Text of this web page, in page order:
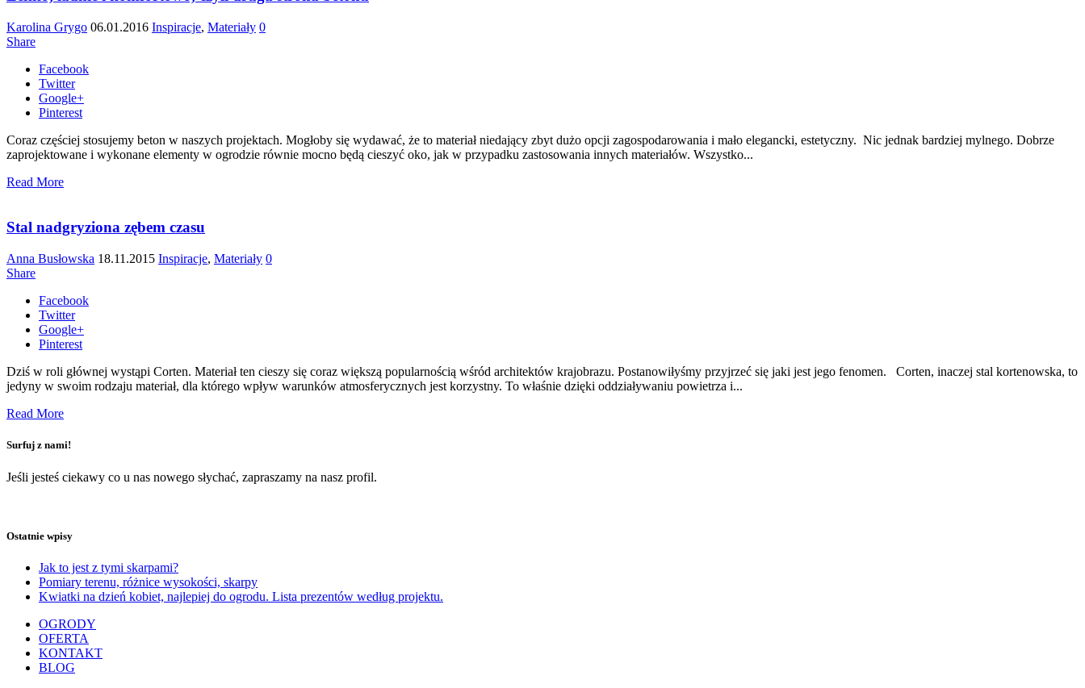
Karolina Grygo 06.01.2016 Inspiracje, Materiały 0
Share
Facebook
Twitter
Google+
Pinterest
Coraz częściej stosujemy beton w naszych projektach. Mogłoby się wydawać, że to materiał niedający zbyt dużo opcji zagospodarowania i mało elegancki, estetyczny. Nic jednak bardziej mylnego. Dobrze
zaprojektowane i wykonane elementy w ogrodzie równie mocno będą cieszyć oko, jak w przypadku zastosowania innych materiałów. Wszystko...
Read More
Stal nadgryziona zębem czasu
Anna Busłowska 18.11.2015 Inspiracje, Materiały 0
Share
Facebook
Twitter
Google+
Pinterest
Dziś w roli głównej wystąpi Corten. Materiał ten cieszy się coraz większą popularnością wśród architektów krajobrazu. Postanowiłyśmy przyjrzeć się jaki jest jego fenomen. Corten, inaczej stal kortenowska, to
jedyny w swoim rodzaju materiał, dla którego wpływ warunków atmosferycznych jest korzystny. To właśnie dzięki oddziaływaniu powietrza i...
Read More
Surfuj z nami!
Jeśli jesteś ciekawy co u nas nowego słychać, zapraszamy na nasz profil.
Ostatnie wpisy
Jak to jest z tymi skarpami?
Pomiary terenu, różnice wysokości, skarpy
Kwiatki na dzień kobiet, najlepiej do ogrodu. Lista prezentów według projektu.
OGRODY
OFERTA
KONTAKT
BLOG